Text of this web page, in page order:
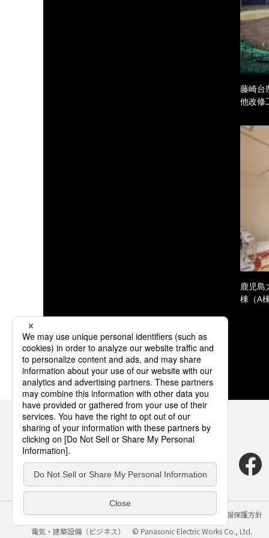
藤崎台
他改修
鹿児島
棟（A
サイトのご利用にあたって クッキーポリシー
個人情報保護方針
電気・建築設備（ビジネス）
© Panasonic Electric Works Co., Ltd.